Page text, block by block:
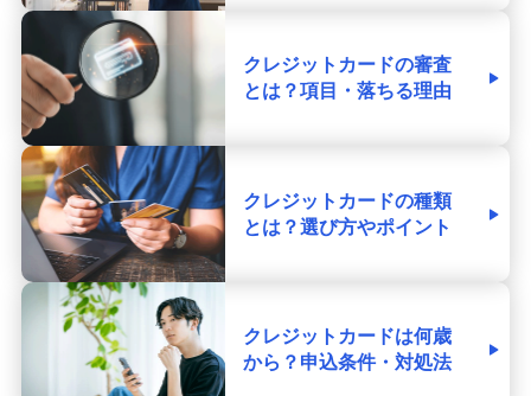
クレジットカードの審査
とは？項目・落ちる理由
クレジットカードの種類
とは？選び方やポイント
クレジットカードは何歳
から？申込条件・対処法